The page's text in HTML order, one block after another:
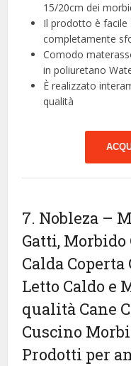
15/20cm dei
Il prodotto è facile
completamente
Comodo
in poliuretano
È realizzato
qualità
7. Nobleza –
Gatti, Morbido
Calda Coperta
Letto Caldo e
qualità Cane
Cuscino
Prodotti per